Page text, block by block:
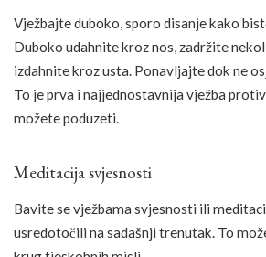
Vježbajte duboko, sporo disanje kako
Duboko udahnite kroz nos, zadržite
izdahnite kroz usta. Ponavljajte dok ne
To je prva i najjednostavnija vježba
možete poduzeti.
Meditacija svjesnosti
Bavite se vježbama svjesnosti ili
usredotočili na sadašnji trenutak. To